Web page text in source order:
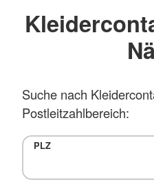
Suche nach
Postleitzahlbereich:
PLZ